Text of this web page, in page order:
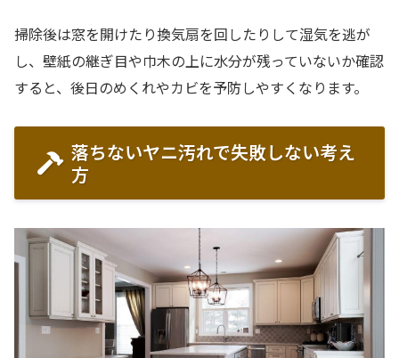
掃除後は窓を開けたり換気扇を回したりして湿気を逃が
し、壁紙の継ぎ目や巾木の上に水分が残っていないか確認
すると、後日のめくれやカビを予防しやすくなります。
落ちないヤニ汚れで失敗しない考え
方